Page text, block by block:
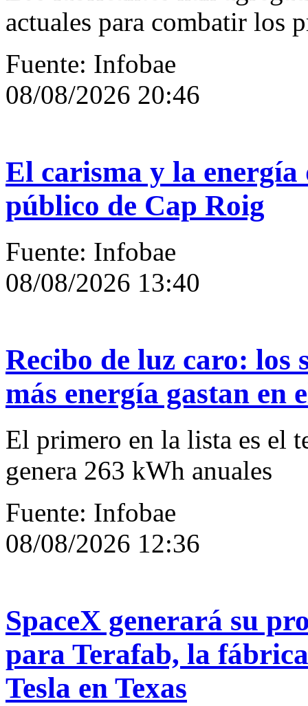
actuales para combatir los
Fuente: Infobae
08/08/2026 20:46
El carisma y la
público de Cap Roig
Fuente: Infobae
08/08/2026 13:40
Recibo de luz caro: los
más energía gastan en
El primero en la lista es el
genera 263 kWh anuales
Fuente: Infobae
08/08/2026 12:36
SpaceX generará su
para Terafab, la
Tesla en Texas